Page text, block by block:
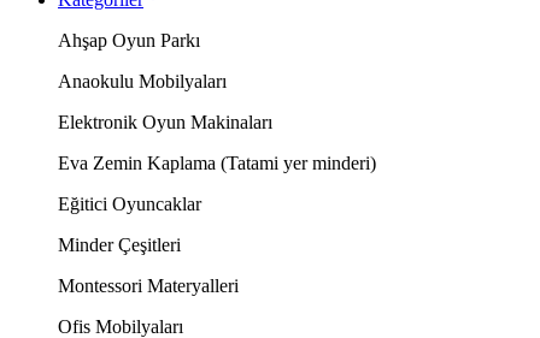
Ahşap Oyun Parkı
Anaokulu Mobilyaları
Elektronik Oyun Makinaları
Eva Zemin Kaplama (Tatami yer minderi)
Eğitici Oyuncaklar
Minder Çeşitleri
Montessori Materyalleri
Ofis Mobilyaları